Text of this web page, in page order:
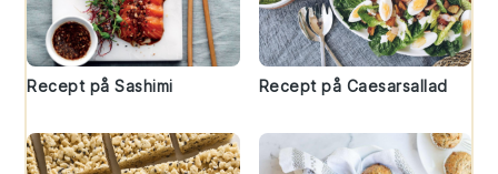
Recept på Sashimi Recept på Caesarsallad